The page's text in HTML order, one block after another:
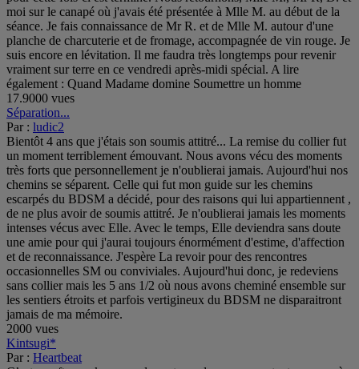
moi sur le canapé où j'avais été présentée à Mlle M. au début de la
séance. Je fais connaissance de Mr R. et de Mlle M. autour d'une
planche de charcuterie et de fromage, accompagnée de vin rouge. Je
suis encore en lévitation. Il me faudra très longtemps pour revenir
vraiment sur terre en ce vendredi après-midi spécial. A lire
également : Quand Madame domine Soumettre un homme
17.9000 vues
Séparation...
Par : ludic2
Bientôt 4 ans que j'étais son soumis attitré... La remise du collier fut
un moment terriblement émouvant. Nous avons vécu des moments
très forts que personnellement je n'oublierai jamais. Aujourd'hui nos
chemins se séparent. Celle qui fut mon guide sur les chemins
escarpés du BDSM a décidé, pour des raisons qui lui appartiennent ,
de ne plus avoir de soumis attitré. Je n'oublierai jamais les moments
intenses vécus avec Elle. Avec le temps, Elle deviendra sans doute
une amie pour qui j'aurai toujours énormément d'estime, d'affection
et de reconnaissance. J'espère La revoir pour des rencontres
occasionnelles SM ou conviviales. Aujourd'hui donc, je redeviens
sans collier mais les 5 ans 1/2 où nous avons cheminé ensemble sur
les sentiers étroits et parfois vertigineux du BDSM ne disparaitront
jamais de ma mémoire.
2000 vues
Kintsugi*
Par : Heartbeat